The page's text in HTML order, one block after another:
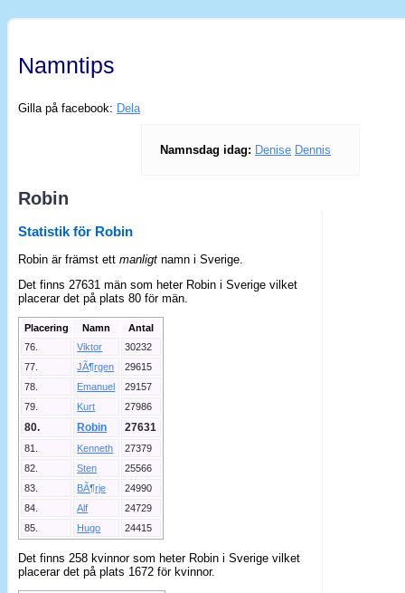
Namntips
Gilla på facebook: Dela
Namnsdag idag: Denise Dennis
Robin
Statistik för Robin
Robin är främst ettmanligt namn i Sverige.
Det finns 27631 män som heter Robin i Sverige vilket
placerar det på plats 80 för män.
Placering Namn
Antal
76.
Viktor
30232
77.
JÃ¶rgen
29615
78.
Emanuel
29157
79.
Kurt 27986
80. Robin 27631
81. Kenneth
27379
82.
Sten
25566
83.
BÃ¶rje
24990
84.
Alf
24729
85.
Hugo 24415
Det finns 258 kvinnor som heter Robin i Sverige vilket
placerar det på plats 1672 för kvinnor.